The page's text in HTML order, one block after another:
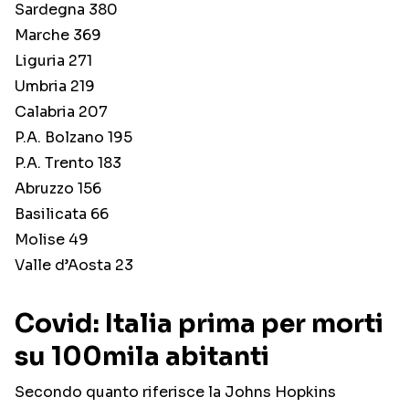
Sardegna 380
Marche 369
Liguria 271
Umbria 219
Calabria 207
P.A. Bolzano 195
P.A. Trento 183
Abruzzo 156
Basilicata 66
Molise 49
Valle d’Aosta 23
Covid: Italia prima per morti
su 100mila abitanti
Secondo quanto riferisce la Johns Hopkins